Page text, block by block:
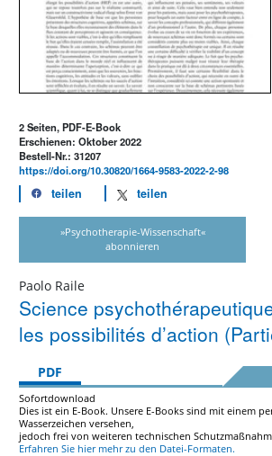
2 Seiten, PDF-E-Book
Erschienen: Oktober 2022
Bestell-Nr.: 31207
https://doi.org/10.30820/1664-9583-2022-2-98
teilen teilen
»Psychotherapie-Wissenschaft«
abonnieren
Paolo Raile
Science
les possibilités d’action
PDF
Sofortdownload
Dies ist ein E-Book. Unsere E-Books sind mit einem
Wasserzeichen versehen,
jedoch frei von weiteren technischen
Erfahren Sie hier mehr zu den Datei-Formaten.